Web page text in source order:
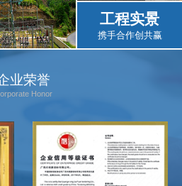
工程实景
携手合作创共赢
业荣誉
Honor